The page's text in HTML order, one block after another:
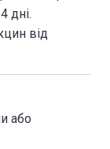
дні.
від
або